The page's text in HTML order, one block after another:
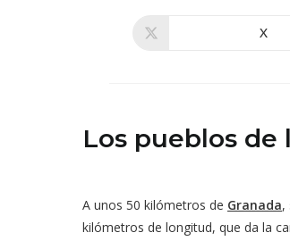
X
Los pueblos de
A unos 50 kilómetros de Granada,
kilómetros de longitud, que da la